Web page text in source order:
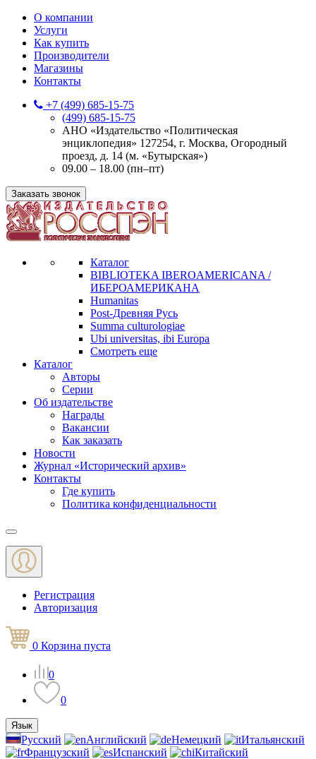
О компании
Услуги
Как купить
Производители
Магазины
Контакты
+7 (499) 685-15-75
(499) 685-15-75
АНО «Издательство «Политическая
энциклопедия» 127254, г. Москва, Огородный
проезд, д. 14 (м. «Бутырская»)
09.00 – 18.00 (пн–пт)
Заказать звонок
Каталог
BIBLIOTEKA IBEROAMERICANA /
ИБЕРОАМЕРИКАНА
Humanitas
Post-Древняя Русь
Summa culturologiae
Ubi universitas, ibi Europa
Смотреть еще
Каталог
Авторы
Серии
Об издательстве
Награды
Вакансии
Как заказать
Новости
Журнал «Исторический архив»‎
Контакты
Где купить
Политика конфиденциальности
Меню
Регистрация
Авторизация
0 Корзина пуста
0
0
Язык
Русский Английский Немецкий
Итальянский
Французский
Испанский Китайский